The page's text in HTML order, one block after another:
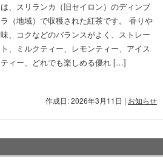
は、スリランカ（旧セイロン）のディンブ
ラ（地域）で収穫された紅茶です。 香りや
味、コクなどのバランスがよく、ストレー
ト、ミルクティー、レモンティー、アイス
ティー、どれでも楽しめる優れ […]
作成日: 2026年3月11日 | お知らせ